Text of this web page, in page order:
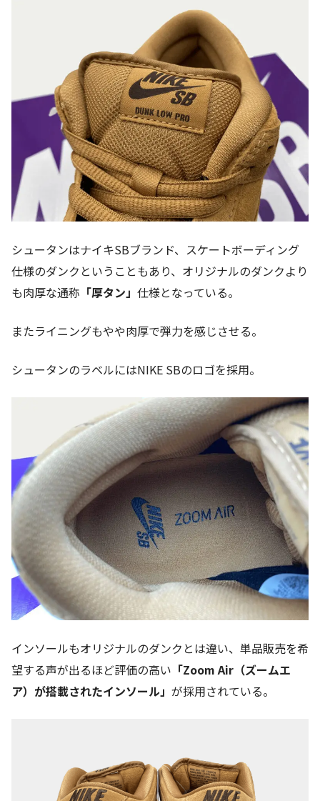
シュータンはナイキSBブランド、スケートボーディング
仕様のダンクということもあり、オリジナルのダンクより
も肉厚な通称 「厚タン」 仕様となっている。
またライニングもやや肉厚で弾力を感じさせる。
シュータンのラベルにはNIKE SBのロゴを採用。
インソールもオリジナルのダンクとは違い、単品販売を希
望する声が出るほど評価の高い 「Zoom Air（ズームエ
ア）が搭載されたインソール」 が採用されている。